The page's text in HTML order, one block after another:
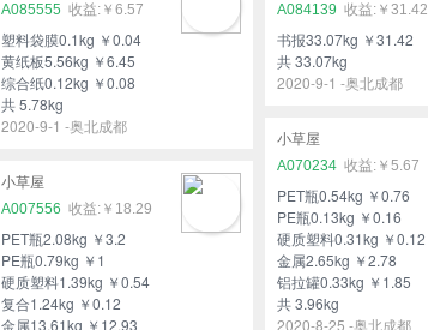
A085555
￥6.57
塑料袋膜0.1kg ￥0.04
黄纸板5.56kg ￥6.45
综合纸0.12kg ￥0.08
共 5.78kg
2020-9-1 -奥北成都
A084139
￥31.42
书报33.07kg ￥31.42
共 33.07kg
2020-9-1 -奥北成都
小草屋
A070234
￥5.67
PET瓶0.54kg ￥0.76
PE瓶0.13kg ￥0.16
硬质塑料0.31kg ￥0.12
金属2.65kg ￥2.78
铝拉罐0.33kg ￥1.85
共 3.96kg
2020-8-25 -奥北成都
小草屋
A007556
￥18.29
PET瓶2.08kg ￥3.2
PE瓶0.79kg ￥1
硬质塑料1.39kg ￥0.54
复合1.24kg ￥0.12
金属13.61kg ￥12.93